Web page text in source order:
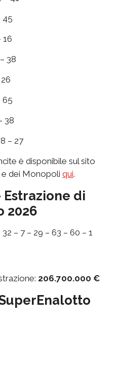
45
16
38
65
38
– 27
è disponibile sul sito
dei Monopoli qui.
di
2026
32 – 7 – 29 – 63 – 60 – 1
206.700.000 €